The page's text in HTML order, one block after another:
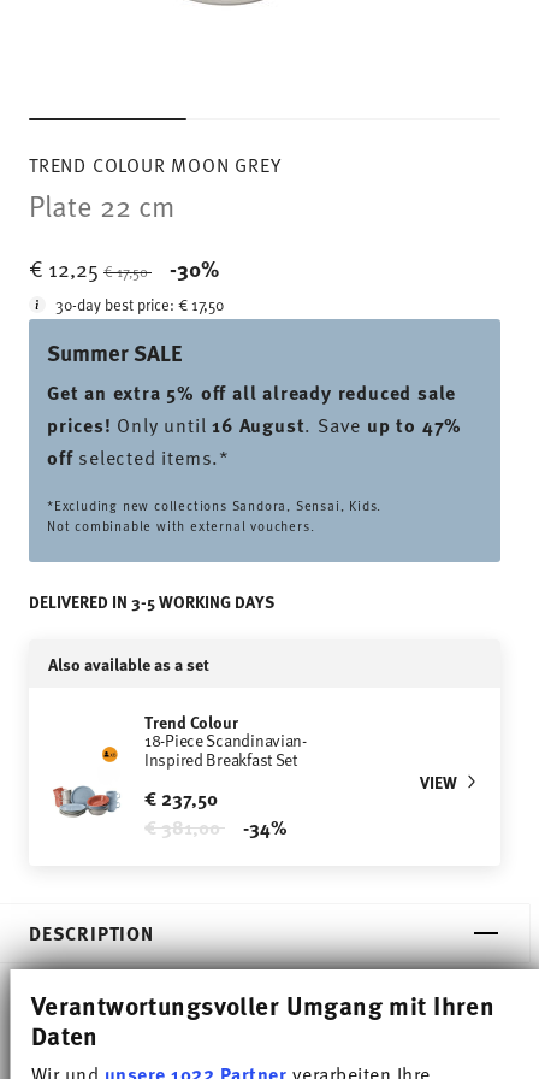
Verantwortungsvoller Umgang mit Ihren
Daten
Wir und
verarbeiten Ihre
TREND COLOUR MOON GREY
Plate 22 cm
€ 12,25 Price reduced from
€ 17,50 -30%
30-day best price:€ 17,50
Summer SALE
Get an extra 5% off all already reduced sale
prices! Only until16 August. Save up to 47%
offselected items.*
*Excluding new collections Sandora, Sensai, Kids.
Not combinable with external vouchers.
DELIVERED IN 3-5 WORKING DAYS
Also available as a set
Trend Colour
18-Piece Scandinavian-
Inspired Breakfast Set
€ 237,50
Price reduced from
€ 381,00to -34%
VIEW
DESCRIPTION
Thomas Trend Colour Moon Grey Breakfast plate -
Round - Ø 21,8 cm - h 2,3 cm, Porcelain